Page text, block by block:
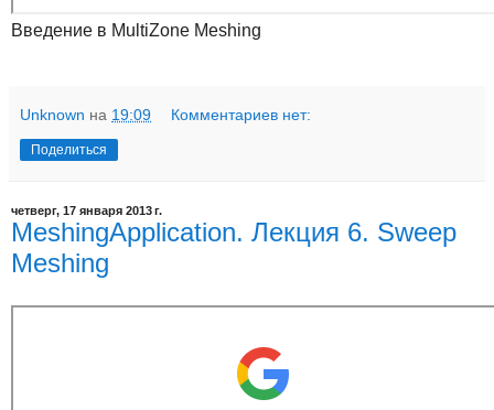
Введение в MultiZone Meshing
Unknown на 19:09 Комментариев нет:
Поделиться
четверг, 17 января 2013 г.
MeshingApplication. Лекция 6. Sweep
Meshing